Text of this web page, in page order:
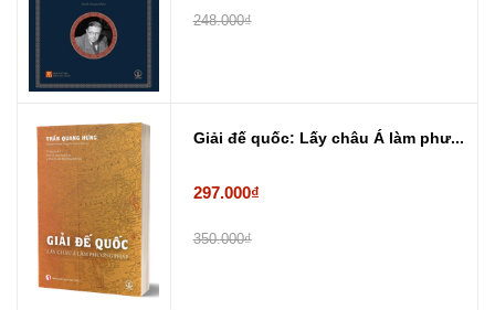
248.000₫
Giải đế quốc: Lấy châu Á làm phư...
297.000₫
350.000₫